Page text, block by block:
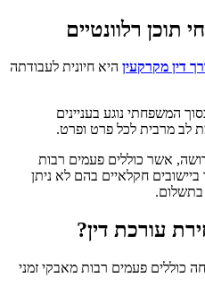
תוכן רלוונטיים
דין מקרקעין היא חיונית לעבודתה
המשפחתי נוגע בעניינים
לב מרבית לכל פרט ופרט.
אשר כוללים פעמים רבות
חקלאיים בהם לא ניתן
בתשלום.
עורכת דין?
כוללים פעמים רבות מאבקי זמני